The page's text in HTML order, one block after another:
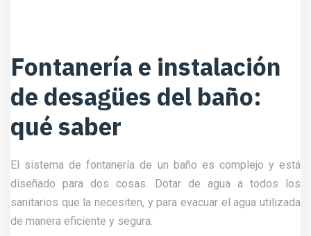
Fontanería e instalación
de desagües del baño:
qué saber
El sistema de fontanería de un baño es complejo y está
diseñado para dos cosas. Dotar de agua a todos los
sanitarios que la necesiten, y para evacuar el agua utilizada
de manera eficiente y segura.